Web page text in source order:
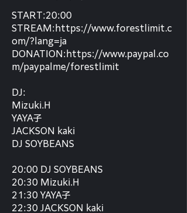
START:20:00
STREAM:https://www.forestlimit.c
om/?lang=ja
DONATION:https://www.paypal.co
m/paypalme/forestlimit
DJ:
Mizuki.H
YAYA子
JACKSON kaki
DJ SOYBEANS
20:00 DJ SOYBEANS
20:30 Mizuki.H
21:30 YAYA子
22:30 JACKSON kaki